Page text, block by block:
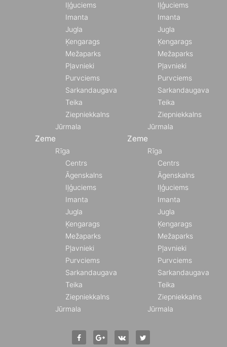
Iļģuciems
Imanta
Jugla
Ķengarags
Mežaparks
Pļavnieki
Purvciems
Sarkandaugava
Teika
Ziepniekkalns
Jūrmala
Zeme
Rīga
Centrs
Āgenskalns
Iļģuciems
Imanta
Jugla
Ķengarags
Mežaparks
Pļavnieki
Purvciems
Sarkandaugava
Teika
Ziepniekkalns
Jūrmala
Iļģuciems
Imanta
Jugla
Ķengarags
Mežaparks
Pļavnieki
Purvciems
Sarkandaugava
Teika
Ziepniekkalns
Jūrmala
Zeme
Rīga
Centrs
Āgenskalns
Iļģuciems
Imanta
Jugla
Ķengarags
Mežaparks
Pļavnieki
Purvciems
Sarkandaugava
Teika
Ziepniekkalns
Jūrmala